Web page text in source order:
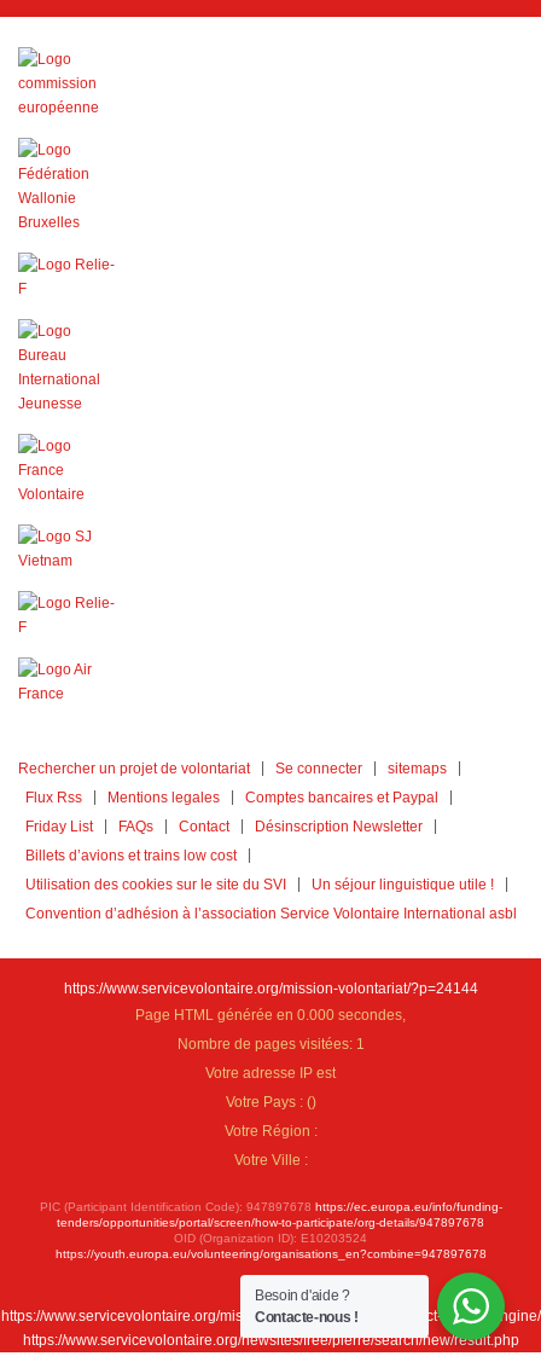
Rechercher un projet de volontariat Se connecter
sitemaps
Flux Rss
Mentions legales
Comptes bancaires et Paypal
Friday List
FAQs Contact
Désinscription Newsletter
Billets d’avions et trains low cost
Utilisation des cookies sur le site du SVI
Un séjour linguistique utile !
Convention d’adhésion à l’association Service Volontaire International asbl
https://www.servicevolontaire.org/mission-volontariat/?p=24144
Page HTML générée en 0.000 secondes,
Nombre de pages visitées: 1
Votre adresse IP est
Votre Pays : ()
Votre Région :
Votre Ville :
PIC (Participant Identification Code): 947897678 https://ec.europa.eu/info/funding-
tenders/opportunities/portal/screen/how-to-participate/org-details/947897678
OID (Organization ID): E10203524
https://youth.europa.eu/volunteering/organisations_en?combine=947897678
https://www.servicevolontaire.org/mission-volontariat/fr/new-project-search-engine/
https://www.servicevolontaire.org/newsites/free/pierre/search/new/result.php
Besoin d'aide ?
Contacte-nous !